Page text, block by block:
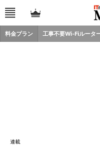
料金プラン 工事不要Wi-Fiルータ
連載